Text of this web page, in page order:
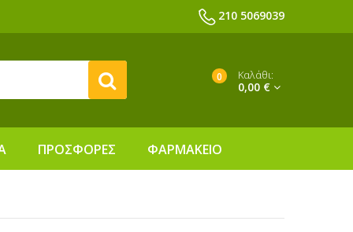
210 5069039
0 Καλάθι:
0,00 €
ΠΡΟΣΦΟΡΕΣ ΦΑΡΜΑΚΕΙΟ